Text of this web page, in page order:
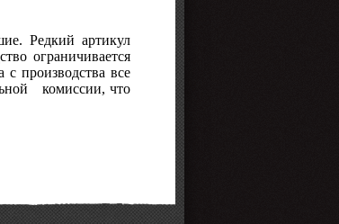
Редкий артикул
ограничивается
с производства все
комиссии, что